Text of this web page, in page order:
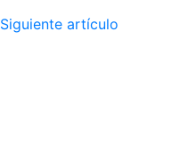
Siguiente artículo